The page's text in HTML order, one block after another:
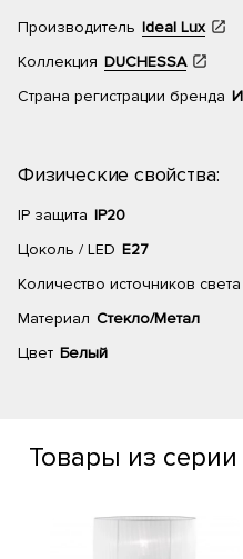
Производитель Ideal Lux
Коллекция DUCHESSA
Страна регистрации бренда
Физические свойства:
IP защита IP20
Цоколь / LED E27
Количество источников света
Материал Стекло/Метал
Цвет Белый
Товары из серии